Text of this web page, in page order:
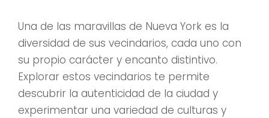
Una de las maravillas de Nueva York es la
diversidad de sus vecindarios, cada uno con
su propio carácter y encanto distintivo.
Explorar estos vecindarios te permite
descubrir la autenticidad de la ciudad y
experimentar una variedad de culturas y